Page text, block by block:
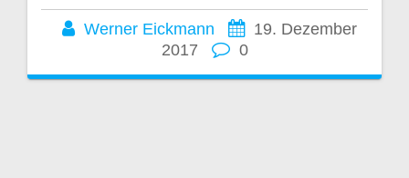
Werner Eickmann
19. Dezember
2017
0